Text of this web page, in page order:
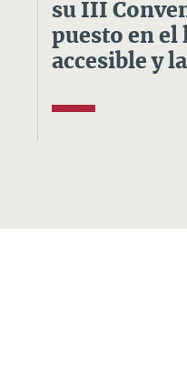
su III
puesto en el
accesible y